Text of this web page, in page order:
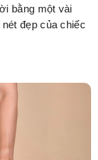
bằng một vài
đẹp của chiếc